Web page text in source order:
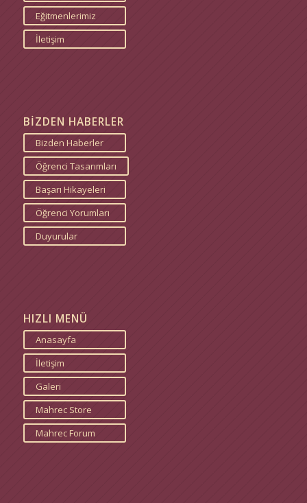
Eğitmenlerimiz
İletişim
BİZDEN HABERLER
Bizden Haberler
Öğrenci Tasarımları
Başarı Hikayeleri
Öğrenci Yorumları
Duyurular
HIZLI MENÜ
Anasayfa
İletişim
Galeri
Mahrec Store
Mahrec Forum